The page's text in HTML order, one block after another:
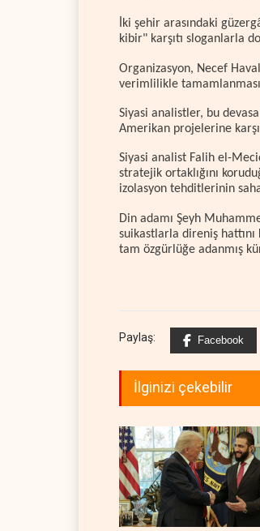
İki şehir arasındaki
kibir" karşıtı sloganlarla
Organizasyon, Necef
verimlilikle
Siyasi analistler, bu
Amerikan projelerine
Siyasi analist Falih el-
stratejik ortaklığını
izolasyon tehditlerinin
Din adamı Şeyh
suikastlarla direniş hattını
tam özgürlüğe adanmış
Paylaş: Facebook
İlginizi çekebilir